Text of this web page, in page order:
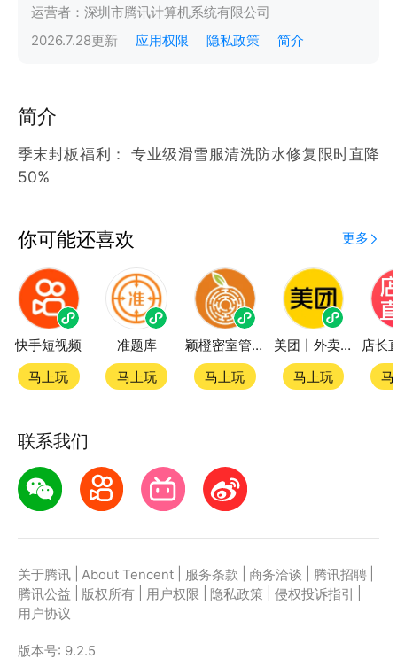
运营者： 深圳市腾讯计算机系统有限公司
2026.7.28更新 应用权限 隐私政策 简介
简介
季末封板福利： 专业级滑雪服清洗防水修复限时直降
50%
你可能还喜欢 更多
快手短视频
马上玩
准题库
马上玩
颖橙密室管家SmartOrange
马上玩
美团丨外卖团购特价美食酒店电影
马上玩
联系我们
关于腾讯 About Tencent 服务条款 商务洽谈 腾讯招聘
腾讯公益
版权所有 用户权限 隐私政策 侵权投诉指引
用户协议
版本号: 9.2.5